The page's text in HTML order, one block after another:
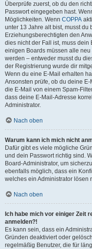
Überprüfe zuerst, ob du den
Passwort eingegeben hast.
Möglichkeiten. Wenn COPPA
unter 13 Jahre alt bist, musst
Erziehungsberechtigten den
dies nicht der Fall ist, muss
einigen Boards müssen alle
werden – entweder musst du
der Registrierung wurde dir
Wenn du eine E-Mail erhalten
Ansonsten prüfe, ob du deine
die E-Mail von einem Spam-
dass deine E-Mail-Adresse
Administrator.
Nach oben
Warum kann ich mich nicht
Dafür gibt es viele mögliche
und dein Passwort richtig sind.
Board-Administrator, um
ebenfalls möglich, dass ein
welches ein Administrator lösen
Nach oben
Ich habe mich vor einiger Zeit
anmelden?!
Es kann sein, dass ein
Gründen deaktiviert oder
regelmäßig Benutzer, die für